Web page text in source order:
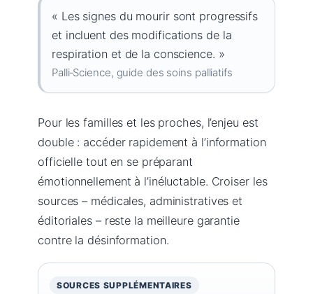
« Les signes du mourir sont progressifs
et incluent des modifications de la
respiration et de la conscience. »
Palli‑Science, guide des soins palliatifs
Pour les familles et les proches, l’enjeu est
double : accéder rapidement à l’information
officielle tout en se préparant
émotionnellement à l’inéluctable. Croiser les
sources – médicales, administratives et
éditoriales – reste la meilleure garantie
contre la désinformation.
SOURCES SUPPLÉMENTAIRES